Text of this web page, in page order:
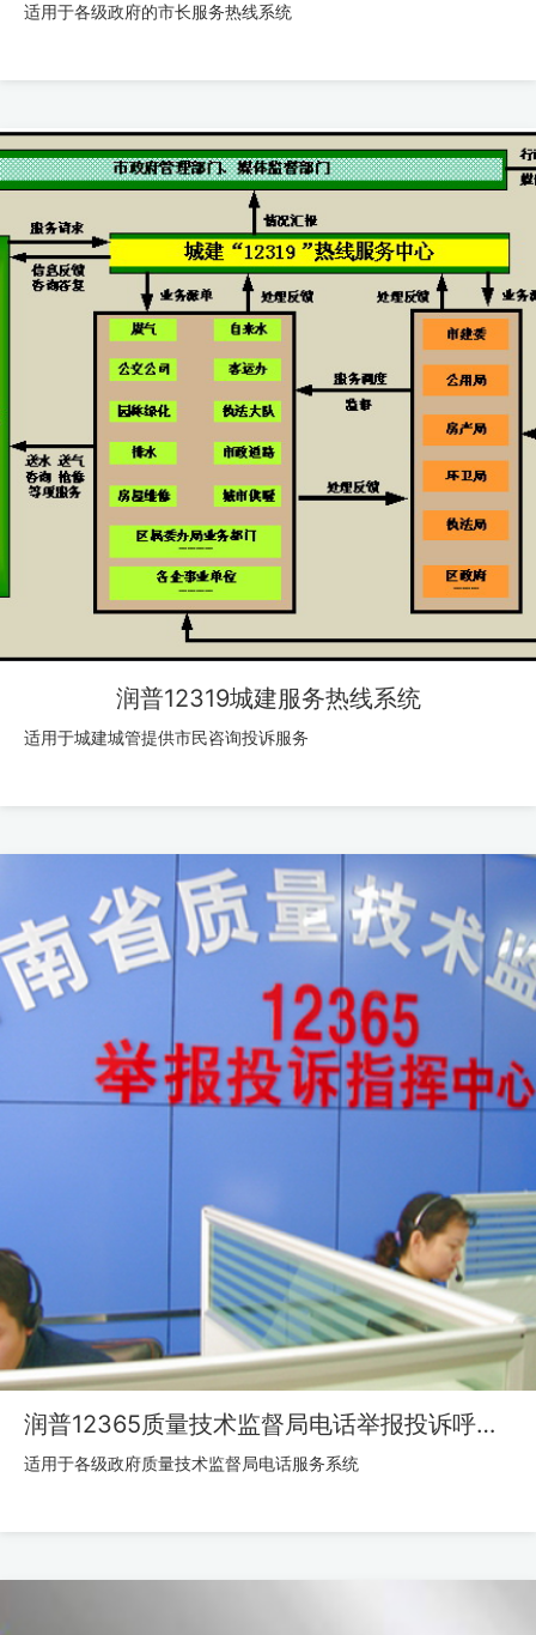
适用于各级政府的市长服务热线系统
润普12319城建服务热线系统
适用于城建城管提供市民咨询投诉服务
润普12365质量技术监督局电话举报投诉呼叫中心系统
适用于各级政府质量技术监督局电话服务系统